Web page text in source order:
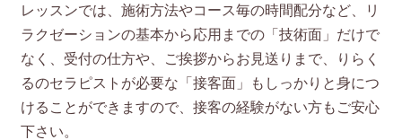
レッスンでは、施術方法やコース毎の時間配分など、リ
ラクゼーションの基本から応用までの「技術面」だけで
なく、受付の仕方や、ご挨拶からお見送りまで、りらく
るのセラピストが必要な「接客面」もしっかりと身につ
けることができますので、接客の経験がない方もご安心
下さい。